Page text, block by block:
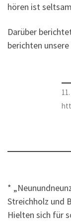
hören ist
Darüber
berichten
*
Streichholz und
Hielten sich für